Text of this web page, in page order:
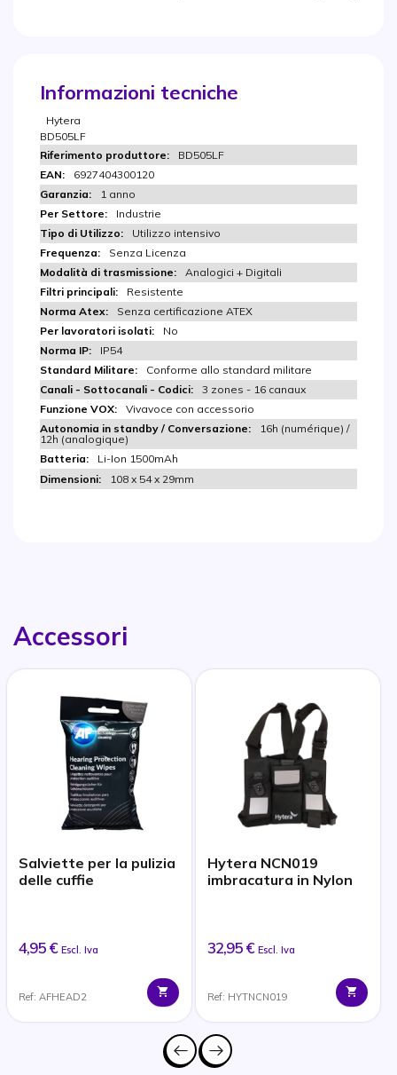
Informazioni tecniche
Hytera
BD505LF
BD505LF
6927404300120
1 anno
Industrie
Utilizzo intensivo
Senza Licenza
Analogici + Digitali
Resistente
Senza certificazione ATEX
No
IP54
Conforme allo standard militare
3 zones - 16 canaux
Vivavoce con accessorio
16h (numérique) /
12h (analogique)
Li-Ion 1500mAh
108 x 54 x 29mm
Accessori
Salviette per la pulizia
delle cuffie
4,95 € Escl. Iva
Ref: AFHEAD2
Hytera NCN019
imbracatura in Nylon
32,95 € Escl. Iva
Ref: HYTNCN019